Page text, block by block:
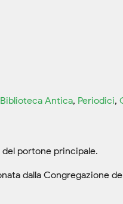
Biblioteca Antica, Periodici,
del portone principale.
dalla Congregazione